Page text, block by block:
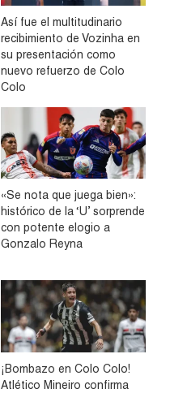
Así fue el multitudinario
recibimiento de Vozinha en
su presentación como
nuevo refuerzo de Colo
Colo
«Se nota que juega bien»:
histórico de la ‘U’ sorprende
con potente elogio a
Gonzalo Reyna
¡Bombazo en Colo Colo!
Atlético Mineiro confirma